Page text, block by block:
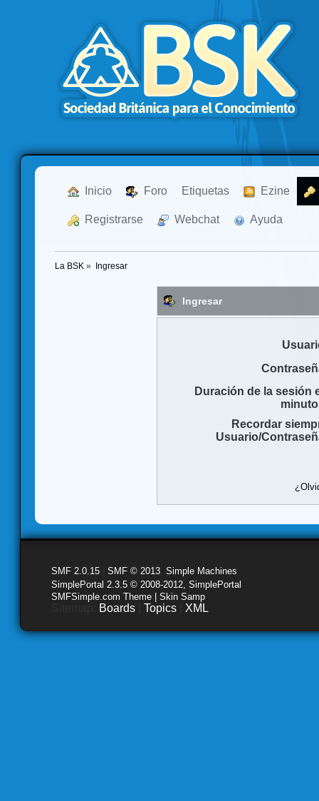
Inicio Foro Etiquetas Ezine
Registrarse Webchat Ayuda
La BSK » Ingresar
Ingresar
Duración de la sesión
Recordar
Usuario/
SMF 2.0.15 SMF © 2013 Simple Machines
SimplePortal 2.3.5 © 2008-2012, SimplePortal
SMFSimple.com Theme | Skin Samp
Boards Topics XML